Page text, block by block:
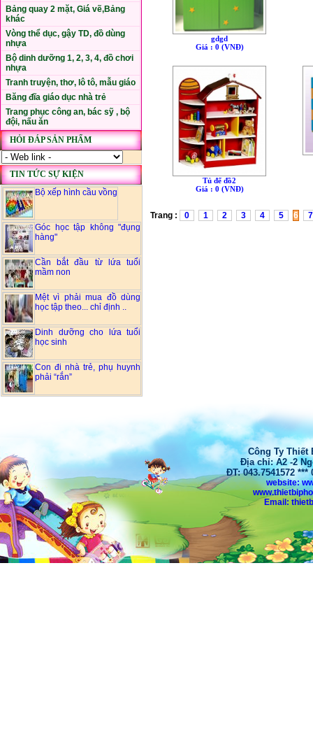
Bảng quay 2 mặt, Giá vẽ,Bảng
khác
Vòng thể dục, gậy TD, đồ dùng
nhựa
Bộ dinh dưỡng 1, 2, 3, 4, đồ chơi
nhựa
Tranh truyện, thơ, lô tô, mẫu giáo
Băng đĩa giáo dục nhà trẻ
Trang phục công an, bác sỹ , bộ
đội, nấu ăn
HỎI ĐÁP SẢN PHẨM
TIN TỨC SỰ KIỆN
Bộ xếp hình cầu vồng
Góc học tập không "đụng
hàng"
Cần bắt đầu từ lứa tuổi
mầm non
Mệt vì phải mua đồ dùng
học tập theo... chỉ định ..
Dinh dưỡng cho lứa tuổi
học sinh
Con đi nhà trẻ, phụ huynh
phải “rắn”
gdgd
Giá : 0 (VNÐ)
Tủ để đồ2
Giá : 0 (VNÐ)
Trang : 0 1 2 3 4 5 6 7
Công Ty Thiết
Địa chỉ: A2 -2
ĐT: 043.7541572 ***
website:
Email: